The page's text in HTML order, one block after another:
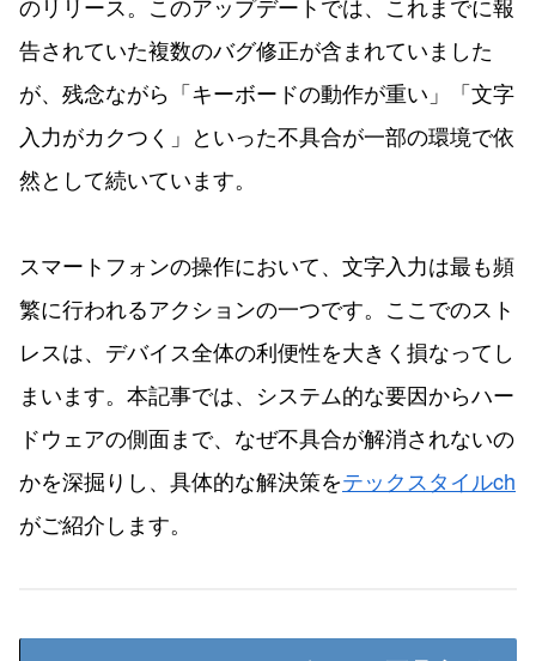
告されていた複数のバグ修正が含まれていました
が、残念ながら「キーボードの動作が重い」「文字
入力がカクつく」といった不具合が一部の環境で依
然として続いています。
スマートフォンの操作において、文字入力は最も頻
繁に行われるアクションの一つです。ここでのスト
レスは、デバイス全体の利便性を大きく損なってし
まいます。本記事では、システム的な要因からハー
ドウェアの側面まで、なぜ不具合が解消されないの
かを深掘りし、具体的な解決策をテックスタイルch
がご紹介します。